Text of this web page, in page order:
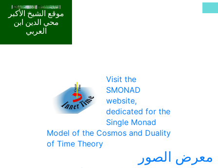
موقع الشيخ الأكبر
محي الدين ابن
العربي
Visit the
SMONAD
website,
dedicated for the
Single Monad
Model of the Cosmos and Duality
of Time Theory
معرض الصور